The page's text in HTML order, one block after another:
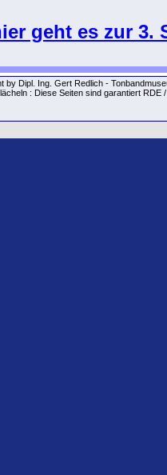
geht es zur 3.
by Dipl. Ing. Gert Redlich -
: Diese Seiten sind garantiert